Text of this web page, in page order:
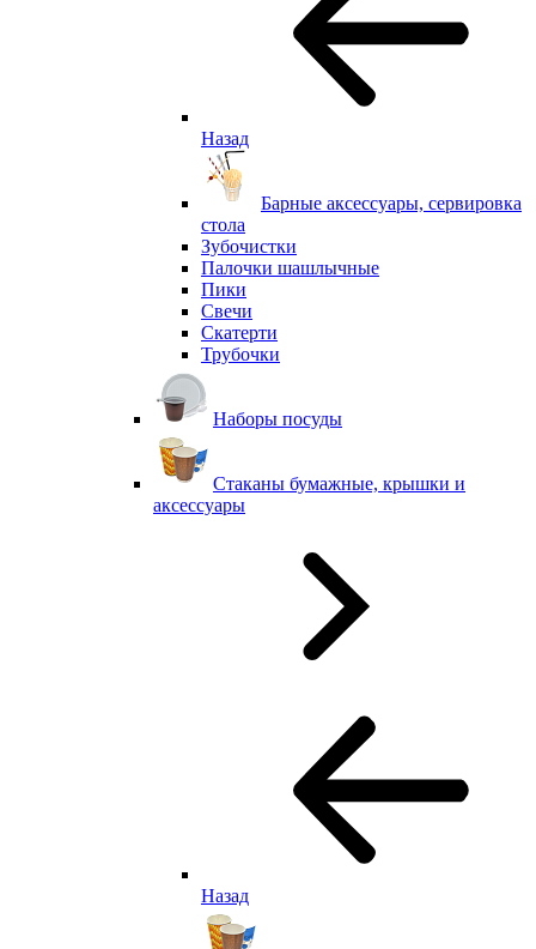
Назад
Барные аксессуары, сервировка
стола
Зубочистки
Палочки шашлычные
Пики
Свечи
Скатерти
Трубочки
Наборы посуды
Стаканы бумажные, крышки и
аксессуары
Назад